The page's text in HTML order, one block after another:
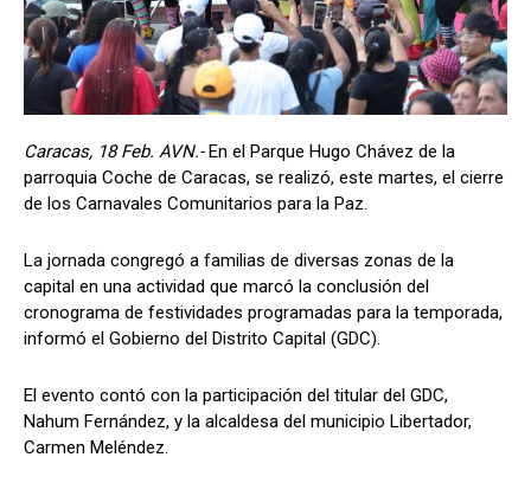
Caracas, 18 Feb. AVN.-En el Parque Hugo Chávez de la
parroquia Coche de Caracas, se realizó, este martes, el cierre
de los Carnavales Comunitarios para la Paz.
La jornada congregó a familias de diversas zonas de la
capital en una actividad que marcó la conclusión del
cronograma de festividades programadas para la temporada,
informó el Gobierno del Distrito Capital (GDC).
El evento contó con la participación del titular del GDC,
Nahum Fernández, y la alcaldesa del municipio Libertador,
Carmen Meléndez.